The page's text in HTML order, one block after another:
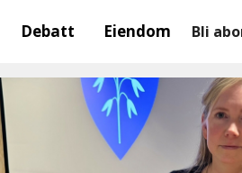
Debatt Eiendom Bli